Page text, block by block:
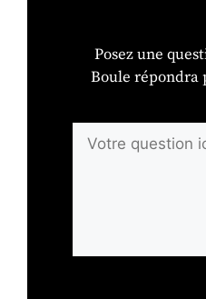
Posez une
Boule répondra